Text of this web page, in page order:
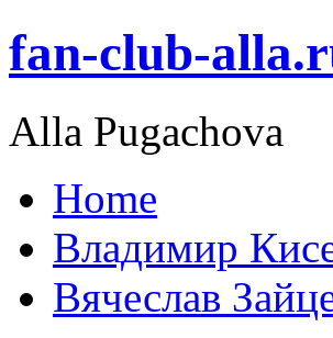
fan-club-
Alla Pugachova
Home
Владимир
Вячеслав